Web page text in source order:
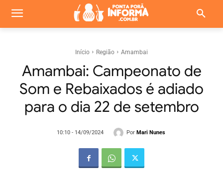
Início Região Amambai
Amambai: Campeonato de
Som e Rebaixados é adiado
para o dia 22 de setembro
10:10 - 14/09/2024 Por Mari Nunes